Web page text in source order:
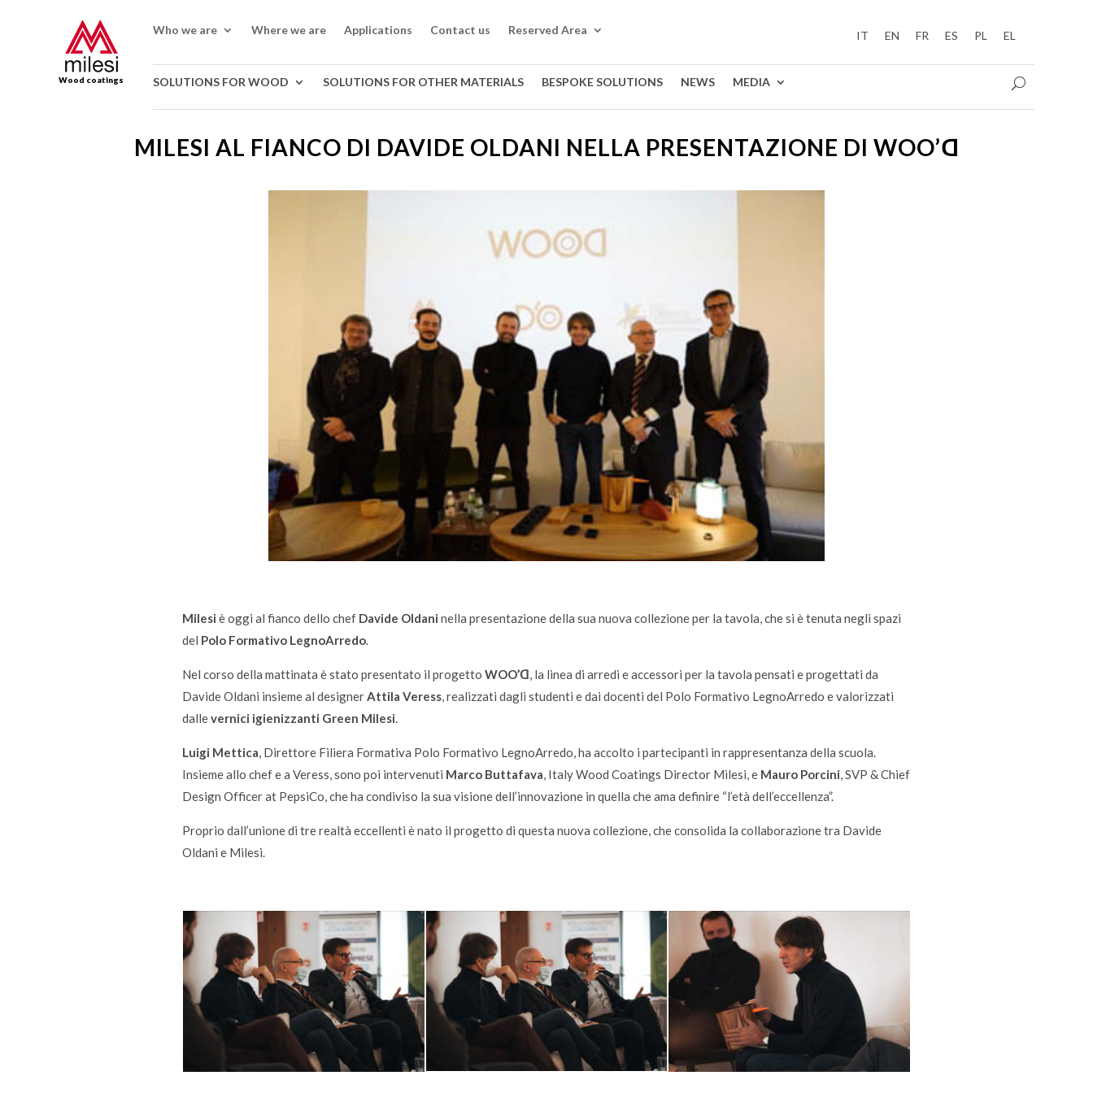
Wood coatings
Who we are Where we are Applications Contact us Reserved Area IT EN FR ES PL EL
SOLUTIONS FOR WOOD SOLUTIONS FOR OTHER MATERIALS BESPOKE SOLUTIONS NEWS MEDIA
MILESI AL FIANCO DI DAVIDE OLDANI NELLA PRESENTAZIONE DI WOO’ꓷ
Milesi è oggi al fianco dello chef Davide Oldani nella presentazione della sua nuova collezione per la tavola, che si è tenuta negli spazi
del Polo Formativo LegnoArredo.
Nel corso della mattinata è stato presentato il progetto WOO’ꓷ, la linea di arredi e accessori per la tavola pensati e progettati da
Davide Oldani insieme al designerAttila Veress, realizzati dagli studenti e dai docenti del Polo Formativo LegnoArredo e valorizzati
dallevernici igienizzanti Green Milesi.
Luigi Mettica, Direttore Filiera Formativa Polo Formativo LegnoArredo, ha accolto i partecipanti in rappresentanza della scuola.
Insieme allo chef e a Veress, sono poi intervenuti Marco Buttafava, Italy Wood Coatings Director Milesi, e Mauro Porcini, SVP & Chief
Design Officer at PepsiCo, che ha condiviso la sua visione dell’innovazione in quella che ama definire “l’età dell’eccellenza”.
Proprio dall’unione di tre realtà eccellenti è nato il progetto di questa nuova collezione, che consolida la collaborazione tra Davide
Oldani e Milesi.